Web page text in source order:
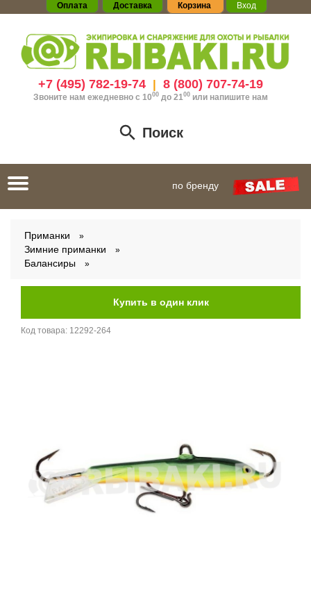
Оплата Доставка Корзина Вход
+7 (495) 782-19-74| 8 (800) 707-74-19
Звоните нам ежедневно с 1000до 21 00 или напишите нам
Поиск
Toggle
navigation
по бренду
Приманки
Зимние приманки
Балансиры
Код товара: 12292-264